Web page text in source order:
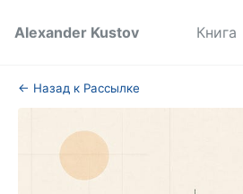
Alexander Kustov Книга
← Назад к Рассылке